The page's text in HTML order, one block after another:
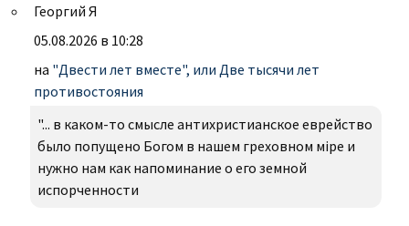
Георгий Я
05.08.2026 в 10:28
на "Двести лет вместе", или Две тысячи лет
противостояния
"... в каком-то смысле антихристианское еврейство
было попущено Богом в нашем греховном міре и
нужно нам как напоминание о его земной
испорченности